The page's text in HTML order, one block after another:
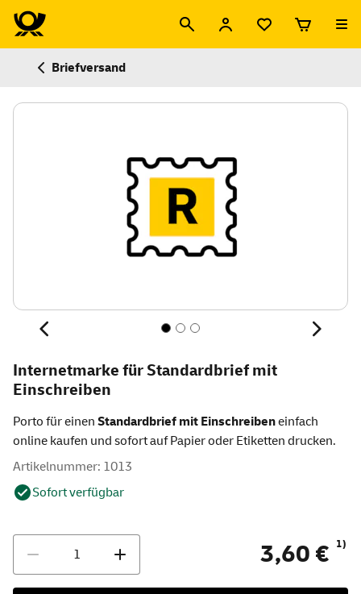
Briefversand
Internetmarke für Standardbrief mit
Einschreiben
Porto für einen Standardbrief mit Einschreibeneinfach
online kaufen und sofort auf Papier oder Etiketten drucken.
Artikelnummer: 1013
Sofort verfügbar
3,60 € 1)